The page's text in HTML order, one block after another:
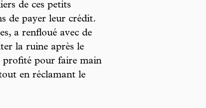
de ces petits
de payer leur crédit.
a renfloué avec de
la ruine après le
profité pour faire main
en réclamant le